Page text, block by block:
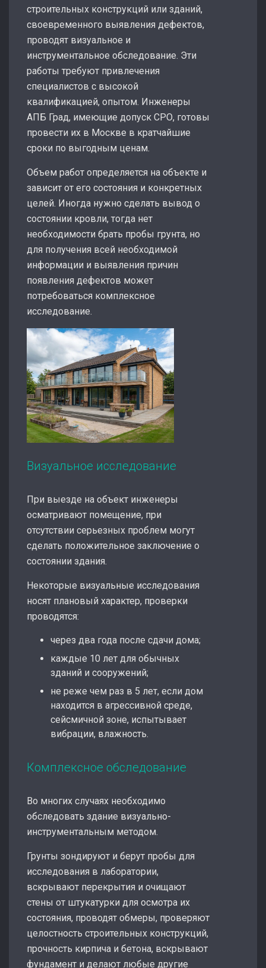
строительных конструкций или зданий,
своевременного выявления дефектов,
проводят визуальное и
инструментальное обследование. Эти
работы требуют привлечения
специалистов с высокой
квалификацией, опытом. Инженеры
АПБ Град, имеющие допуск СРО, готовы
провести их в Москве в кратчайшие
сроки по выгодным ценам.
Объем работ определяется на объекте и
зависит от его состояния и конкретных
целей. Иногда нужно сделать вывод о
состоянии кровли, тогда нет
необходимости брать пробы грунта, но
для получения всей необходимой
информации и выявления причин
появления дефектов может
потребоваться комплексное
исследование.
Визуальное исследование
При выезде на объект инженеры
осматривают помещение, при
отсутствии серьезных проблем могут
сделать положительное заключение о
состоянии здания.
Некоторые визуальные исследования
носят плановый характер, проверки
проводятся:
через два года после сдачи дома;
каждые 10 лет для обычных
зданий и сооружений;
не реже чем раз в 5 лет, если дом
находится в агрессивной среде,
сейсмичной зоне, испытывает
вибрации, влажность.
Комплексное обследование
Во многих случаях необходимо
обследовать здание визуально-
инструментальным методом.
Грунты зондируют и берут пробы для
исследования в лаборатории,
вскрывают перекрытия и очищают
стены от штукатурки для осмотра их
состояния, проводят обмеры, проверяют
целостность строительных конструкций,
прочность кирпича и бетона, вскрывают
фундамент и делают любые другие